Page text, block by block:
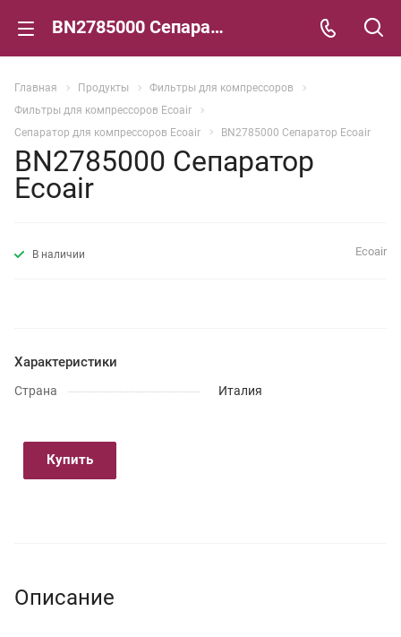
BN2785000 Сепаратор Ecoair
Главная Продукты
Фильтры для компрессоров
Фильтры для компрессоров Ecoair
Сепаратор для компрессоров Ecoair
BN2785000 Сепаратор Ecoair
BN2785000 Сепаратор
Ecoair
В наличии Ecoair
Характеристики
Страна Италия
Купить
Описание